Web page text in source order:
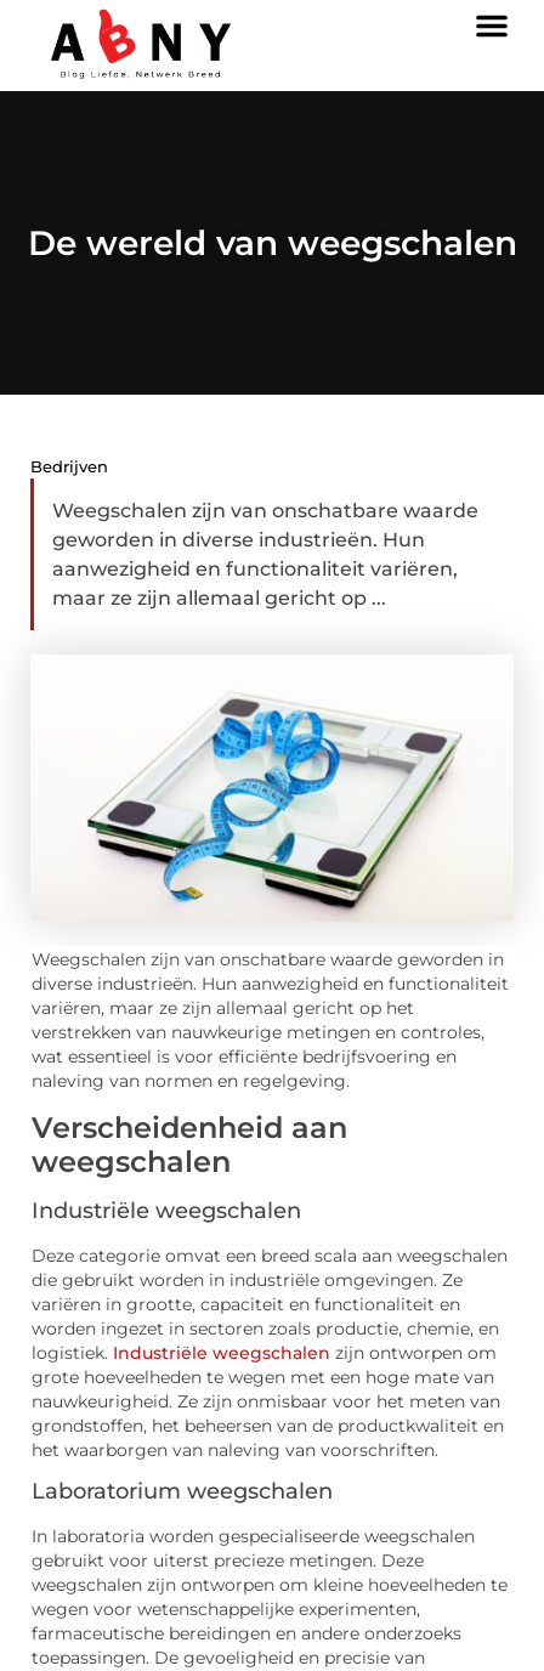
De wereld van weegschalen
Bedrijven
Weegschalen zijn van onschatbare waarde
geworden in diverse industrieën. Hun
aanwezigheid en functionaliteit variëren,
maar ze zijn allemaal gericht op ...
Weegschalen zijn van onschatbare waarde geworden in
diverse industrieën. Hun aanwezigheid en functionaliteit
variëren, maar ze zijn allemaal gericht op het
verstrekken van nauwkeurige metingen en controles,
wat essentieel is voor efficiënte bedrijfsvoering en
naleving van normen en regelgeving.
Verscheidenheid aan
weegschalen
Industriële weegschalen
Deze categorie omvat een breed scala aan weegschalen
die gebruikt worden in industriële omgevingen. Ze
variëren in grootte, capaciteit en functionaliteit en
worden ingezet in sectoren zoals productie, chemie, en
logistiek. Industriële weegschalen zijn ontworpen om
grote hoeveelheden te wegen met een hoge mate van
nauwkeurigheid. Ze zijn onmisbaar voor het meten van
grondstoffen, het beheersen van de productkwaliteit en
het waarborgen van naleving van voorschriften.
Laboratorium weegschalen
In laboratoria worden gespecialiseerde weegschalen
gebruikt voor uiterst precieze metingen. Deze
weegschalen zijn ontworpen om kleine hoeveelheden te
wegen voor wetenschappelijke experimenten,
farmaceutische bereidingen en andere onderzoeks
toepassingen. De gevoeligheid en precisie van